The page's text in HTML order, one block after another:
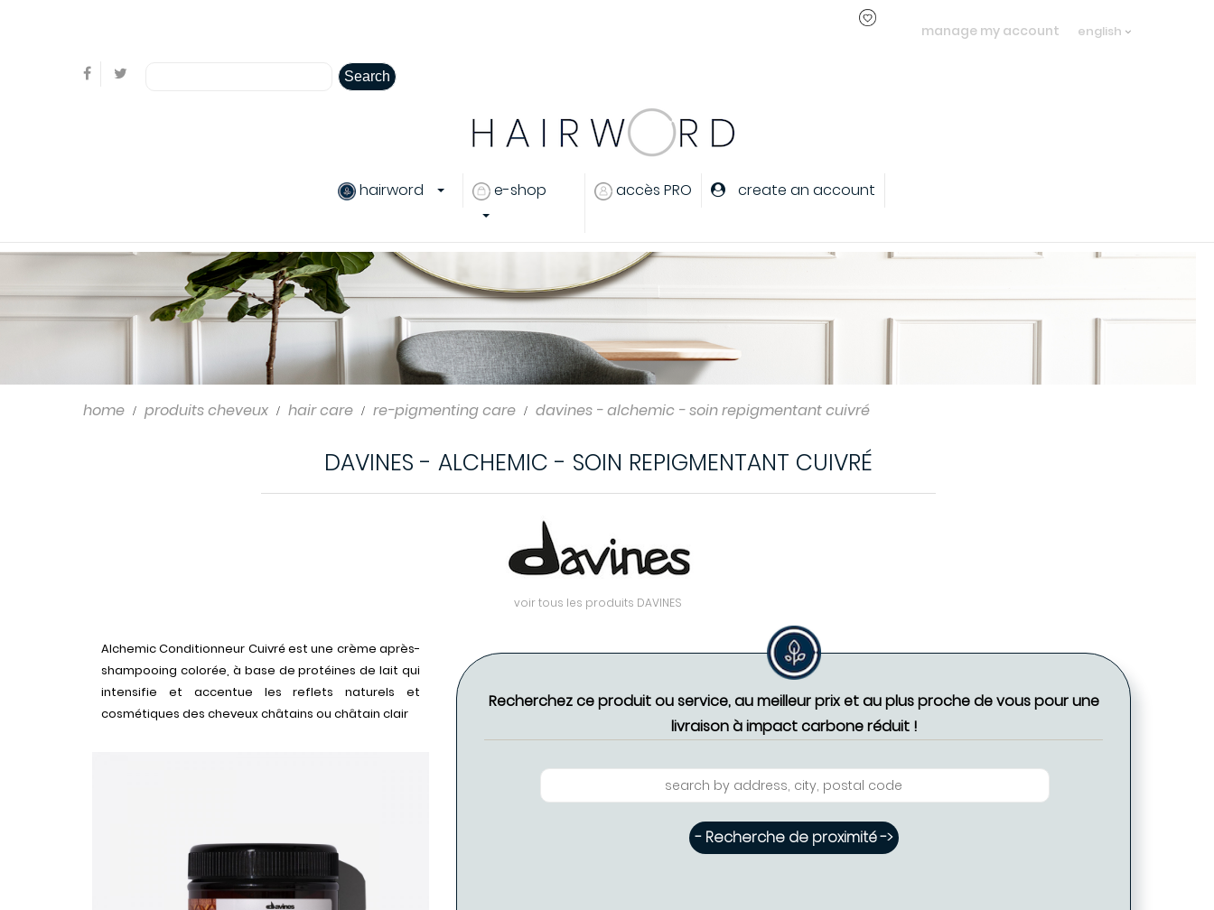
english
manage my account
Search
hairword e-shop
produits cheveux
Hair care
Pack produits cheveux
product Colorant
Shampoo
accès PRO create an account
home produits cheveux hair care re-pigmenting care davines - alchemic - soin repigmentant cuivré
DAVINES - ALCHEMIC - SOIN REPIGMENTANT CUIVRÉ
voir tous les produits DAVINES
Alchemic Conditionneur Cuivré est une crème après-
shampooing colorée, à base de protéines de lait qui
intensifie et accentue les reflets naturels et
cosmétiques des cheveux châtains ou châtain clair
Recherchez ce produit ou service, au meilleur prix et au plus proche de vous pour une
livraison à impact carbone réduit !
- Recherche de proximité ->